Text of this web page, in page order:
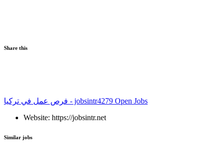
Share this
فرص عمل في تركيا - jobsintr4279 Open Jobs
Website: https://jobsintr.net
Similar jobs